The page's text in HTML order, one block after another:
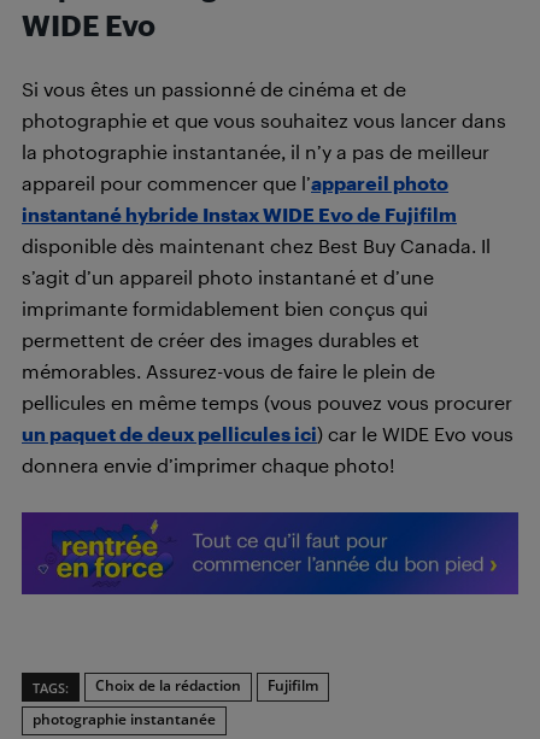
WIDE Evo
Si vous êtes un passionné de cinéma et de
photographie et que vous souhaitez vous lancer dans
la photographie instantanée, il n’y a pas de meilleur
appareil pour commencer que l’appareil photo
instantané hybride Instax WIDE Evo de Fujifilm
disponible dès maintenant chez Best Buy Canada. Il
s’agit d’un appareil photo instantané et d’une
imprimante formidablement bien conçus qui
permettent de créer des images durables et
mémorables. Assurez-vous de faire le plein de
pellicules en même temps (vous pouvez vous procurer
un paquet de deux pellicules ici) car le WIDE Evo vous
donnera envie d’imprimer chaque photo!
TAGS: Choix de la rédaction
Fujifilm
photographie instantanée